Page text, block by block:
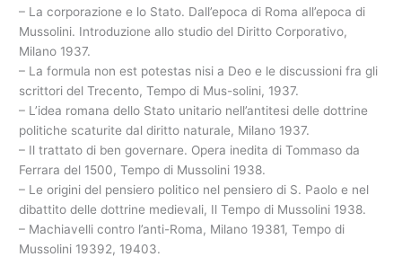
– La corporazione e lo Stato. Dall’epoca di Roma all’epoca di
Mussolini. Introduzione allo studio del Diritto Corporativo,
Milano 1937.
– La formula non est potestas nisi a Deo e le discussioni fra gli
scrittori del Trecento, Tempo di Mus-solini, 1937.
– L’idea romana dello Stato unitario nell’antitesi delle dottrine
politiche scaturite dal diritto naturale, Milano 1937.
– Il trattato di ben governare. Opera inedita di Tommaso da
Ferrara del 1500, Tempo di Mussolini 1938.
– Le origini del pensiero politico nel pensiero di S. Paolo e nel
dibattito delle dottrine medievali, Il Tempo di Mussolini 1938.
– Machiavelli contro l’anti-Roma, Milano 19381, Tempo di
Mussolini 19392, 19403.